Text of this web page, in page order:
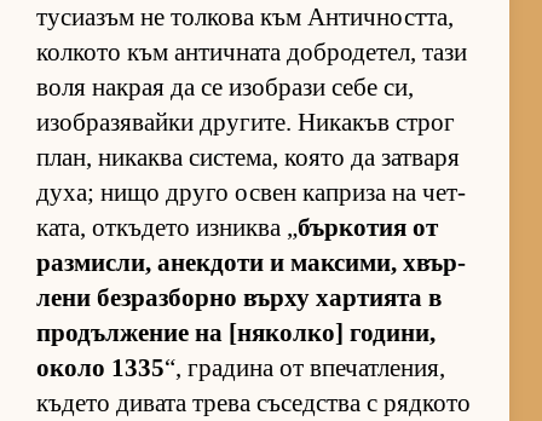
ту­си­а­зъм не тол­кова към Ан­тич­ност­та,
кол­кото към ан­тич­ната доб­ро­де­тел, тази
воля нак­рая да се изоб­рази себе си,
изоб­ра­зя­вайки дру­ги­те. Ни­ка­къв строг
план, ни­каква сис­те­ма, ко­ято да зат­варя
ду­ха; нищо друго ос­вен кап­риза на чет­
ка­та, от­къ­дето из­никва „бър­ко­тия от
раз­мис­ли, анек­доти и мак­си­ми, хвър­
лени без­раз­борно върху хар­ти­ята в
про­дъл­же­ние на [ня­кол­ко] го­ди­ни,
около 1335“, гра­дина от впе­чат­ле­ния,
къ­дето ди­вата трева съ­сед­с­тва с ряд­кото